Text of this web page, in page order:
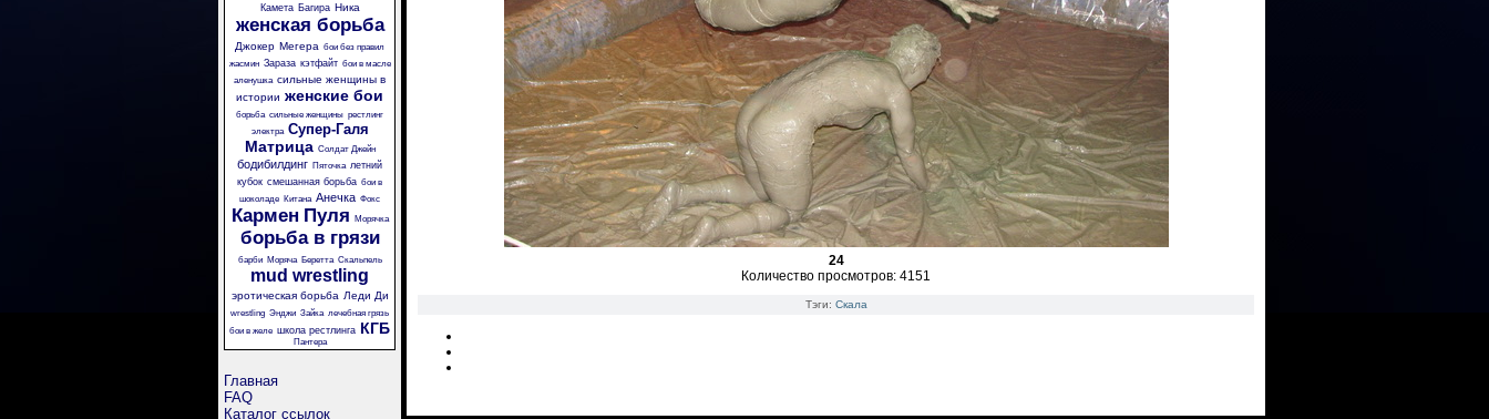
Камета Багира Ника
женская борьба
Джокер Мегера бои без правил
жасмин Зараза кэтфайт бои в масле
аленушка сильные женщины в
истории женские бои
борьба сильные женщины рестлинг
электра Супер-Галя
Матрица Солдат Джейн
бодибилдинг Пяточка летний
кубок смешанная борьба бои в
шоколаде Китана Анечка Фокс
Кармен Пуля Морячка
борьба в грязи
барби Моряча Беретта Скальпель
mud wrestling
эротическая борьба Леди Ди
wrestling Энджи Зайка лечебная грязь
бои в желе школа рестлинга КГБ
Пантера
Главная
FAQ
Каталог ссылок
24
Количество просмотров: 4151
Тэги: Скала